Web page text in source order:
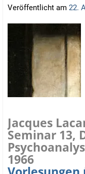
Veröffentlicht am 22.
Jacques
Seminar 13,
1966